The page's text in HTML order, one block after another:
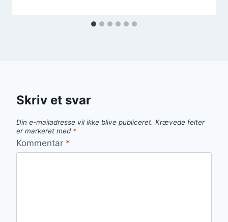
Skriv et svar
Din e-mailadresse vil ikke blive publiceret. Krævede felter
er markeret med *
Kommentar *